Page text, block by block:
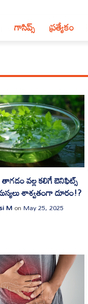
గాసిప్స్ ప్రత్యేకం
తాగడం వల్ల కలిగే బెనిఫిట్స్
శాశ్వతంగా దూరం!?
MonMay 25, 2025